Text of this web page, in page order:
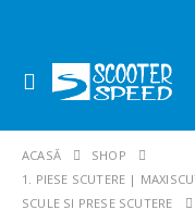
ACASĂ
SHOP
1. PIESE SCUTERE |
SCULE SI PRESE SCUTERE